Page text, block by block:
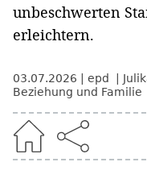
unbeschwerten
erleichtern.
03.07.2026 epd
Beziehung und Familie